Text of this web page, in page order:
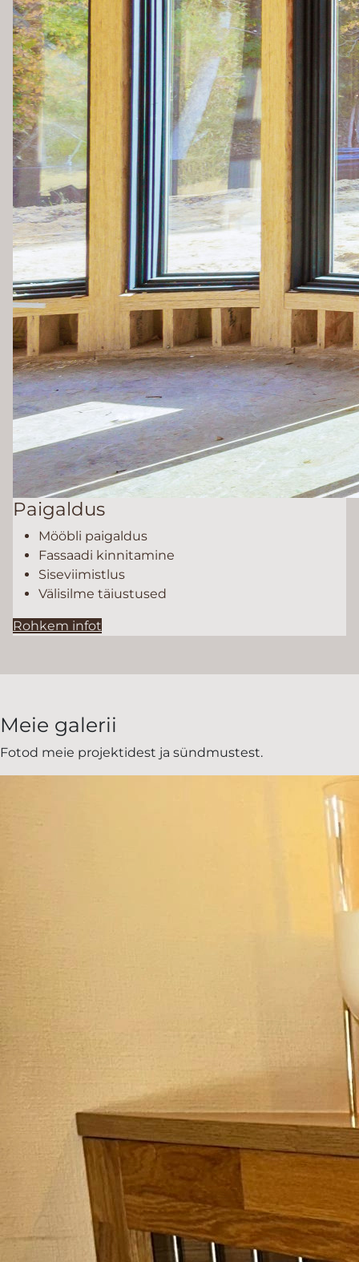
Paigaldus
Mööbli paigaldus
Fassaadi kinnitamine
Siseviimistlus
Välisilme täiustused
Rohkem infot
Meie galerii
Fotod meie projektidest ja sündmustest.